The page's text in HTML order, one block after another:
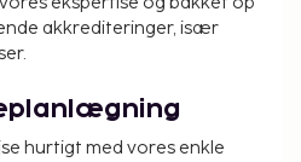
akkrediteringer, især
hurtigt med vores enkle